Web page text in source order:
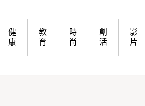
健
康
教
育
時
尚
創
活
影
片